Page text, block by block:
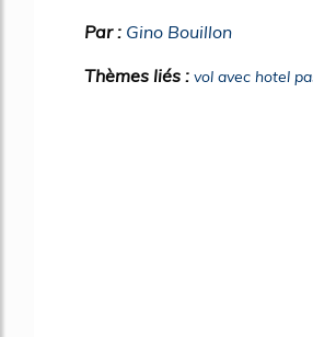
Par : Gino Bouillon
Thèmes liés : vol avec hotel